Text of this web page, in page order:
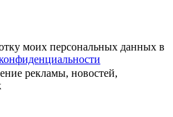
моих персональных данных в
рекламы, новостей,